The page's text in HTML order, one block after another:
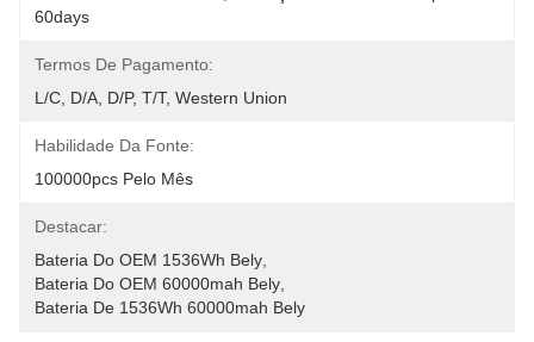
60days
Termos De Pagamento:
L/C, D/A, D/P, T/T, Western Union
Habilidade Da Fonte:
100000pcs Pelo Mês
Destacar:
Bateria Do OEM 1536Wh Bely
Bateria Do OEM 60000mah Bely
Bateria De 1536Wh 60000mah Bely